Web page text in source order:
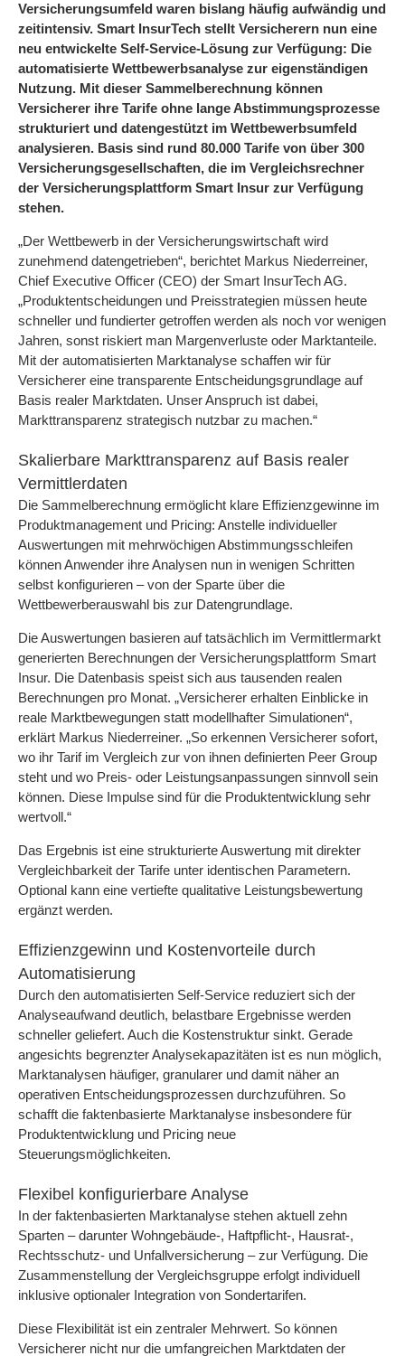
Versicherungsumfeld waren bislang häufig aufwändig und
zeitintensiv. Smart InsurTech stellt Versicherern nun eine
neu entwickelte Self-Service-Lösung zur Verfügung: Die
automatisierte Wettbewerbsanalyse zur eigenständigen
Nutzung. Mit dieser Sammelberechnung können
Versicherer ihre Tarife ohne lange Abstimmungsprozesse
strukturiert und datengestützt im Wettbewerbsumfeld
analysieren. Basis sind rund 80.000 Tarife von über 300
Versicherungsgesellschaften, die im Vergleichsrechner
der Versicherungsplattform Smart Insur zur Verfügung
stehen.
„Der Wettbewerb in der Versicherungswirtschaft wird
zunehmend datengetrieben“, berichtet Markus Niederreiner,
Chief Executive Officer (CEO) der Smart InsurTech AG.
„Produktentscheidungen und Preisstrategien müssen heute
schneller und fundierter getroffen werden als noch vor wenigen
Jahren, sonst riskiert man Margenverluste oder Marktanteile.
Mit der automatisierten Marktanalyse schaffen wir für
Versicherer eine transparente Entscheidungsgrundlage auf
Basis realer Marktdaten. Unser Anspruch ist dabei,
Markttransparenz strategisch nutzbar zu machen.“
Skalierbare Markttransparenz auf Basis realer
Vermittlerdaten
Die Sammelberechnung ermöglicht klare Effizienzgewinne im
Produktmanagement und Pricing: Anstelle individueller
Auswertungen mit mehrwöchigen Abstimmungsschleifen
können Anwender ihre Analysen nun in wenigen Schritten
selbst konfigurieren – von der Sparte über die
Wettbewerberauswahl bis zur Datengrundlage.
Die Auswertungen basieren auf tatsächlich im Vermittlermarkt
generierten Berechnungen der Versicherungsplattform Smart
Insur. Die Datenbasis speist sich aus tausenden realen
Berechnungen pro Monat. „Versicherer erhalten Einblicke in
reale Marktbewegungen statt modellhafter Simulationen“,
erklärt Markus Niederreiner. „So erkennen Versicherer sofort,
wo ihr Tarif im Vergleich zur von ihnen definierten Peer Group
steht und wo Preis- oder Leistungsanpassungen sinnvoll sein
können. Diese Impulse sind für die Produktentwicklung sehr
wertvoll.“
Das Ergebnis ist eine strukturierte Auswertung mit direkter
Vergleichbarkeit der Tarife unter identischen Parametern.
Optional kann eine vertiefte qualitative Leistungsbewertung
ergänzt werden.
Effizienzgewinn und Kostenvorteile durch
Automatisierung
Durch den automatisierten Self-Service reduziert sich der
Analyseaufwand deutlich, belastbare Ergebnisse werden
schneller geliefert. Auch die Kostenstruktur sinkt. Gerade
angesichts begrenzter Analysekapazitäten ist es nun möglich,
Marktanalysen häufiger, granularer und damit näher an
operativen Entscheidungsprozessen durchzuführen. So
schafft die faktenbasierte Marktanalyse insbesondere für
Produktentwicklung und Pricing neue
Steuerungsmöglichkeiten.
Flexibel konfigurierbare Analyse
In der faktenbasierten Marktanalyse stehen aktuell zehn
Sparten – darunter Wohngebäude-, Haftpflicht-, Hausrat-,
Rechtsschutz- und Unfallversicherung – zur Verfügung. Die
Zusammenstellung der Vergleichsgruppe erfolgt individuell
inklusive optionaler Integration von Sondertarifen.
Diese Flexibilität ist ein zentraler Mehrwert. So können
Versicherer nicht nur die umfangreichen Marktdaten der